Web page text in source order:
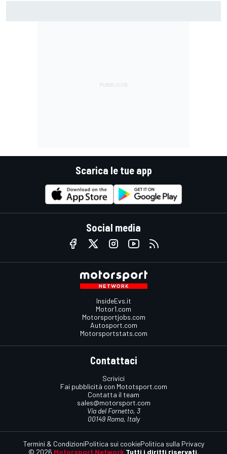
Scarica le tue app
Social media
InsideEvs.it
Motor1.com
Motorsportjobs.com
Autosport.com
Motorsportstats.com
Contattaci
Scrivici
Fai pubblicità con Mototsport.com
Contatta il team
sales@motorsport.com
Via del Fornetto, 3
00149 Roma, Italy
© 2026 Motorsport Network Tutti i diritti riservati.
Termini & CondizioniPolitica sui cookiePolitica sulla Privacy